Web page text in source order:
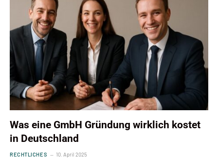
Was eine GmbH Gründung wirklich kostet
in Deutschland
RECHTLICHES 10. April 2025